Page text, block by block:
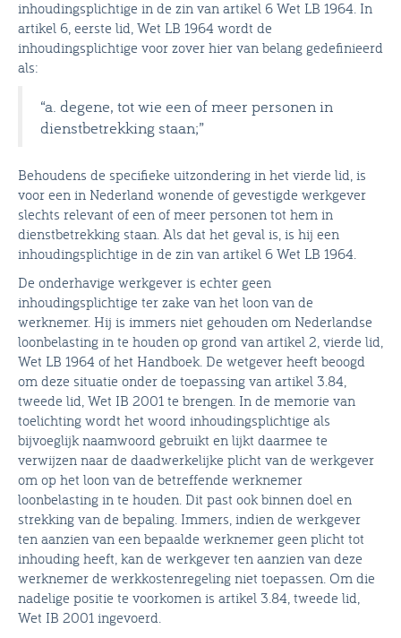
inhoudingsplichtige in de zin van artikel 6 Wet LB 1964. In
artikel 6, eerste lid, Wet LB 1964 wordt de
inhoudingsplichtige voor zover hier van belang gedefinieerd
als:
“a. degene, tot wie een of meer personen in
dienstbetrekking staan;”
Behoudens de specifieke uitzondering in het vierde lid, is
voor een in Nederland wonende of gevestigde werkgever
slechts relevant of een of meer personen tot hem in
dienstbetrekking staan. Als dat het geval is, is hij een
inhoudingsplichtige in de zin van artikel 6 Wet LB 1964.
De onderhavige werkgever is echter geen
inhoudingsplichtige ter zake van het loon van de
werknemer. Hij is immers niet gehouden om Nederlandse
loonbelasting in te houden op grond van artikel 2, vierde lid,
Wet LB 1964 of het Handboek. De wetgever heeft beoogd
om deze situatie onder de toepassing van artikel 3.84,
tweede lid, Wet IB 2001 te brengen. In de memorie van
toelichting wordt het woord inhoudingsplichtige als
bijvoeglijk naamwoord gebruikt en lijkt daarmee te
verwijzen naar de daadwerkelijke plicht van de werkgever
om op het loon van de betreffende werknemer
loonbelasting in te houden. Dit past ook binnen doel en
strekking van de bepaling. Immers, indien de werkgever
ten aanzien van een bepaalde werknemer geen plicht tot
inhouding heeft, kan de werkgever ten aanzien van deze
werknemer de werkkostenregeling niet toepassen. Om die
nadelige positie te voorkomen is artikel 3.84, tweede lid,
Wet IB 2001 ingevoerd.